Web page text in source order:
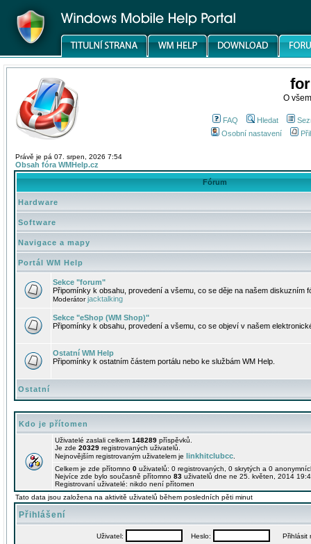
O
FAQ Hledat
Osobní nastavení
Právě je pá 07. srpen, 2026 7:54
Obsah fóra WMHelp.cz
Fórum
Hardware
Software
Navigace a mapy
Portál WM Help
Sekce "forum"
Připomínky k obsahu, provedení a všemu, co se děje na našem diskuzním
Moderátorjacktalking
Sekce "eShop (WM Shop)"
Připomínky k obsahu, provedení a všemu, co se objeví v našem
Ostatní WM Help
Připomínky k ostatním částem portálu nebo ke službám WM Help.
Ostatní
Kdo je přítomen
Uživatelé zaslali celkem 148289 příspěvků.
Je zde 20329 registrovaných uživatelů.
Nejnovějším registrovaným uživatelem je linkhitclubcc
Celkem je zde přítomno 0 uživatelů: 0 registrovaných, 0 skrytých a 0
Nejvíce zde bylo současně přítomno 83 uživatelů dne ne 25. květen, 2014
Registrovaní uživatelé: nikdo není přítomen
Tato data jsou založena na aktivitě uživatelů během posledních pěti minut
Přihlášení
Uživatel: Heslo: Přihlásit